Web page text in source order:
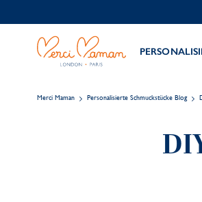
Merci Maman Personalisierte Schmuckstücke Blog